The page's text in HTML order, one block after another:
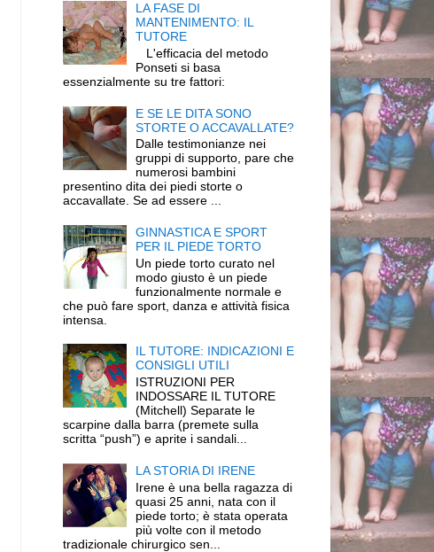
LA FASE DI
MANTENIMENTO: IL
TUTORE
L'efficacia del metodo
Ponseti si basa
essenzialmente su tre fattori:
E SE LE DITA SONO
STORTE O ACCAVALLATE?
Dalle testimonianze nei
gruppi di supporto, pare che
numerosi bambini
presentino dita dei piedi storte o
accavallate. Se ad essere ...
GINNASTICA E SPORT
PER IL PIEDE TORTO
Un piede torto curato nel
modo giusto è un piede
funzionalmente normale e
che può fare sport, danza e attività fisica
intensa.
IL TUTORE: INDICAZIONI E
CONSIGLI UTILI
ISTRUZIONI PER
INDOSSARE IL TUTORE
(Mitchell) Separate le
scarpine dalla barra (premete sulla
scritta “push”) e aprite i sandali...
LA STORIA DI IRENE
Irene è una bella ragazza di
quasi 25 anni, nata con il
piede torto; è stata operata
più volte con il metodo
tradizionale chirurgico sen...